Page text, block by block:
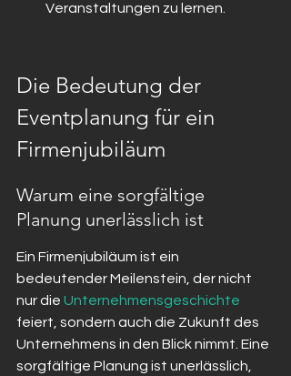
Veranstaltungen zu lernen.
Die Bedeutung der
Eventplanung für ein
Firmenjubiläum
Warum eine sorgfältige
Planung unerlässlich ist
Ein Firmenjubiläum ist ein
bedeutender Meilenstein, der nicht
nur die Unternehmensgeschichte
feiert, sondern auch die Zukunft des
Unternehmens in den Blick nimmt. Eine
sorgfältige Planung ist unerlässlich,